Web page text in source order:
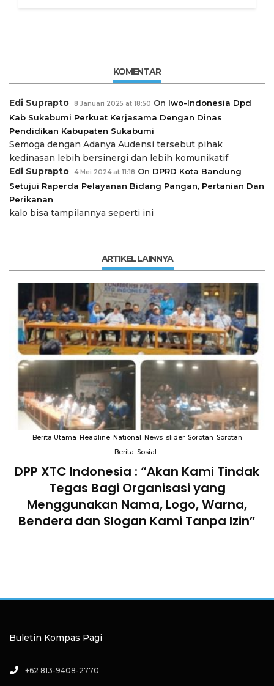
KOMENTAR
Edi Suprapto 8 Januari 2025 at 18:50 On Iwo-Indonesia Dpd
Kab Sukabumi Perkuat Kerjasama Dengan Dinas
Pendidikan Kabupaten Sukabumi
Semoga dengan Adanya Audensi tersebut pihak
kedinasan lebih bersinergi dan lebih komunikatif
Edi Suprapto
4 Mei 2024 at 11:18 On DPRD Kota Bandung
Setujui Raperda Pelayanan Bidang Pangan, Pertanian Dan
Perikanan
kalo bisa tampilannya seperti ini
ARTIKEL LAINNYA
Berita Utama Headline National News slider Sorotan Sorotan
Berita Sosial
DPP XTC Indonesia : “Akan Kami Tindak
Tegas Bagi Organisasi yang
Menggunakan Nama, Logo, Warna,
Bendera dan Slogan Kami Tanpa Izin”
Buletin Kompas Pagi
+62 813-9408-2770